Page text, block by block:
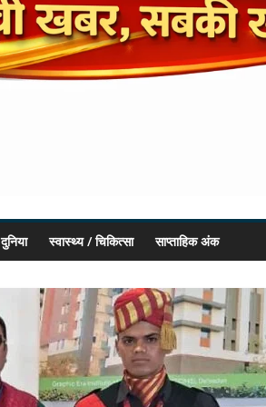
दुनिया स्वास्थ्य / चिकित्सा साप्ताहिक अंक